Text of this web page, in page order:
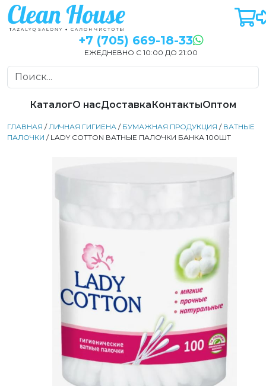
+7 (705) 669-18-33
ЕЖЕДНЕВНО С 10:00 ДО 21:00
КаталогО насДоставкаКонтактыОптом
ГЛАВНАЯ /ЛИЧНАЯ ГИГИЕНА / БУМАЖНАЯ ПРОДУКЦИЯ / ВАТНЫЕ
ПАЛОЧКИ / LADY COTTON ВАТНЫЕ ПАЛОЧКИ БАНКА 100ШТ